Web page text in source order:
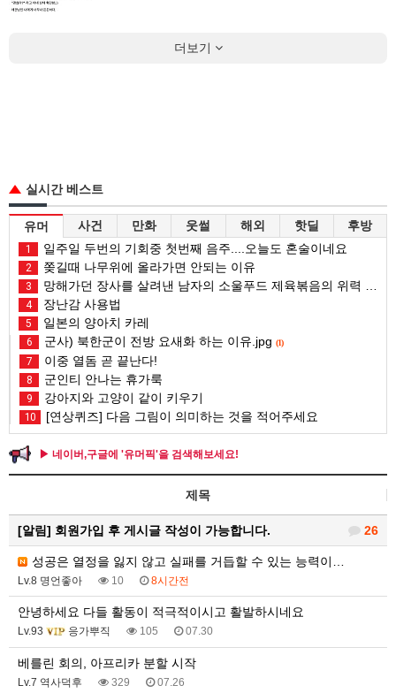
더보기
실시간 베스트
유머 사건 만화 웃썰 해외 핫딜 후방
1 일주일 두번의 기회중 첫번째 음주....오늘도 혼술이네요
2 쫒길때 나무위에 올라가면 안되는 이유
3 망해가던 장사를 살려낸 남자의 소울푸드 제육볶음의 위력 ㅋㅋ
4 장난감 사용법
5 일본의 양아치 카레
6 군사) 북한군이 전방 요새화 하는 이유.jpg (1)
7 이중 열돔 곧 끝난다!
8 군인티 안나는 휴가룩
9 강아지와 고양이 같이 키우기
10 [연상퀴즈] 다음 그림이 의미하는 것을 적어주세요
▶ 네이버,구글에 '유머픽'을 검색해보세요!
제목
26
[알림] 회원가입 후 게시글 작성이 가능합니다.
성공은 열정을 잃지 않고 실패를 거듭할 수 있는 능력이…
Lv.8 명언좋아 10 8시간전
안녕하세요 다들 활동이 적극적이시고 활발하시네요
Lv.93 응가뿌직 105 07.30
베를린 회의, 아프리카 분할 시작
Lv.7 역사덕후 329 07.26